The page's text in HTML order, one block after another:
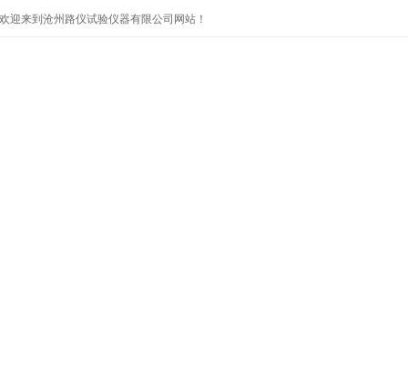
欢迎来到沧州路仪试验仪器有限公司网站！